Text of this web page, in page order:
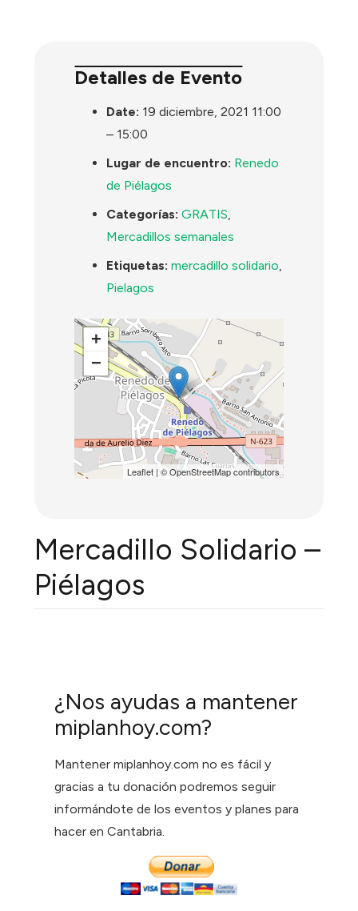
Detalles de Evento
Date: 19 diciembre, 2021 11:00
– 15:00
Lugar de encuentro: Renedo
de Piélagos
Categorías: GRATIS
Mercadillos semanales
Etiquetas: mercadillo solidario
Pielagos
+
−
Leaflet| ©OpenStreetMapcontributors
Mercadillo Solidario –
Piélagos
¿Nos ayudas a mantener
miplanhoy.com?
Mantener miplanhoy.com no es fácil y
gracias a tu donación podremos seguir
informándote de los eventos y planes para
hacer en Cantabria.